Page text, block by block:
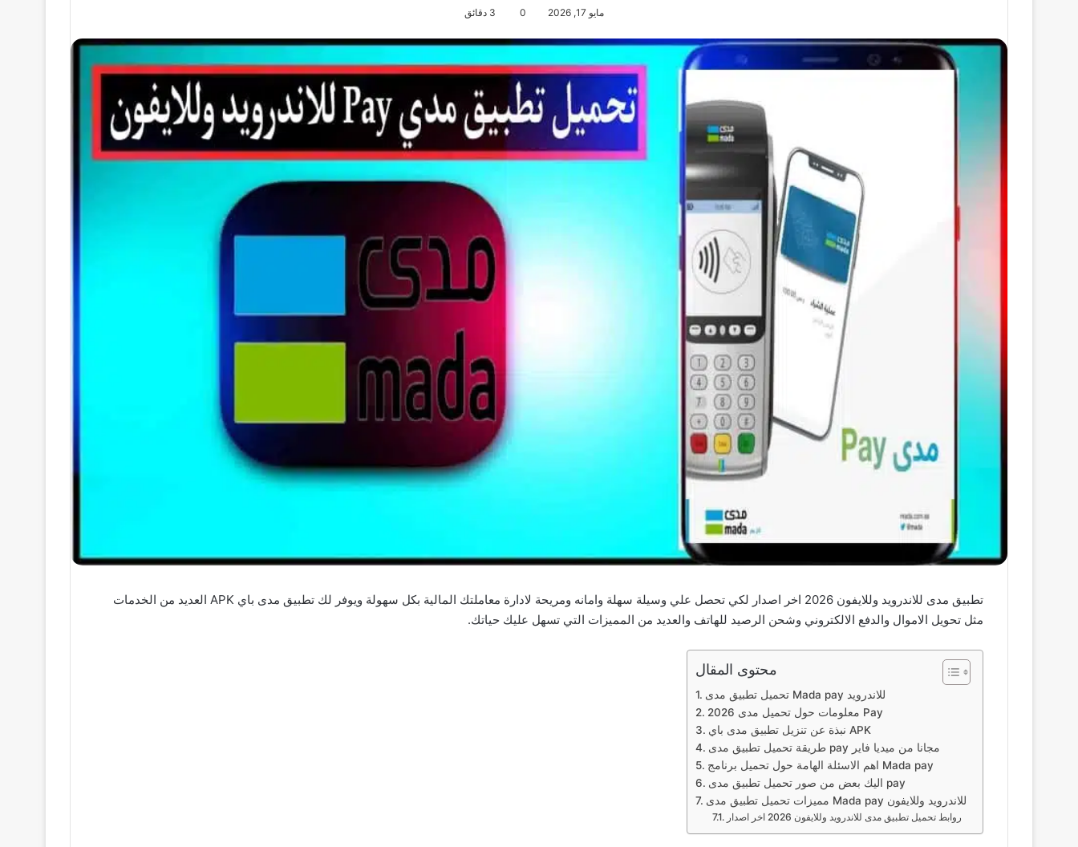
مايو 17, 2026 0
تطبيق مدى للاندرويد وللايفون 2026 اخر اصدار لكي تحصل علي وسيلة سهلة وامانه ومريحة لادارة معاملتك المالية بكل سهولة ويوفر لك تطبيق مدى باي APK العديد من الخدمات
مثل تحويل الاموال والدفع الالكتروني وشحن الرصيد للهاتف والعديد من المميزات التي تسهل عليك حياتك.
محتوى المقال
تحميل تطبيق مدى Mada pay للاندرويد
معلومات حول تحميل مدى 2026 Pay
نبذة عن تنزيل تطبيق مدى باي APK
طريقة تحميل تطبيق مدى pay مجانا من ميديا فاير
اهم الاسئلة الهامة حول تحميل برنامج Mada pay
اليك بعض من صور تحميل تطبيق مدى pay
مميزات تحميل تطبيق مدى Mada pay للاندرويد وللايفون
روابط تحميل تطبيق مدى للاندرويد وللايفون 2026 اخر اصدار